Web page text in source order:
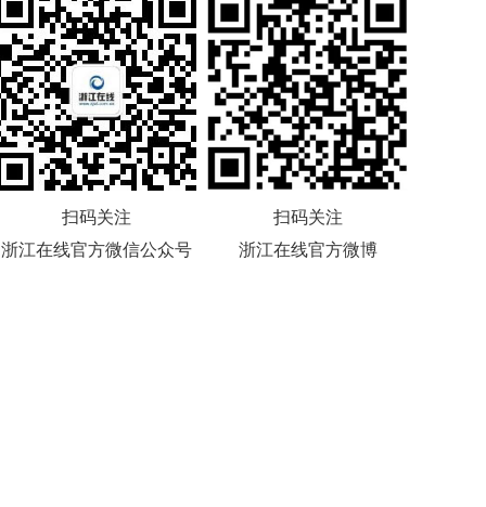
扫码关注
浙江在线官方微信公众号
扫码关注
浙江在线官方微博